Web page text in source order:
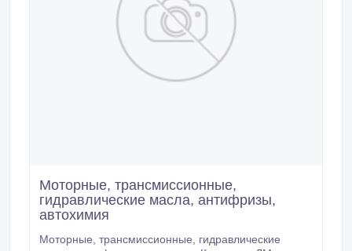
Моторные, трансмиссионные,
гидравлические масла, антифризы,
автохимия
Моторные, трансмиссионные, гидравлические